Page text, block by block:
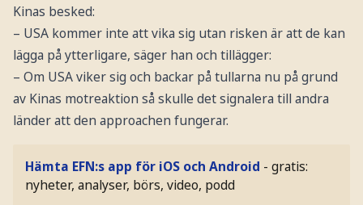
Kinas besked:
– USA kommer inte att vika sig utan risken är att de kan
lägga på ytterligare, säger han och tillägger:
– Om USA viker sig och backar på tullarna nu på grund
av Kinas motreaktion så skulle det signalera till andra
länder att den approachen fungerar.
Hämta EFN:s app för iOS och Android - gratis:
nyheter, analyser, börs, video, podd